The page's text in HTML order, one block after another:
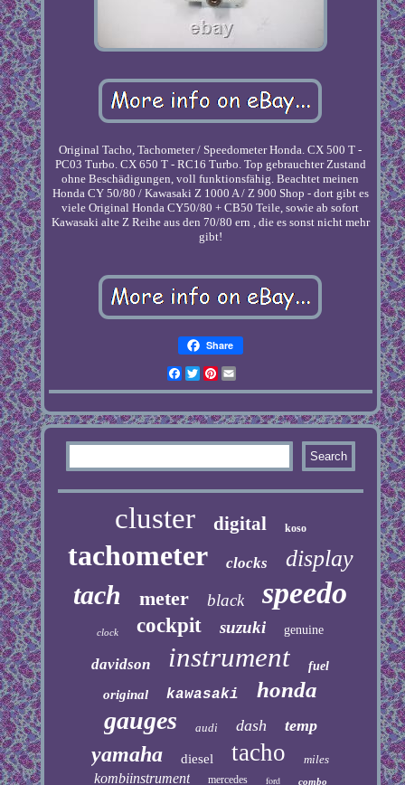
Original Tacho, Tachometer / Speedometer Honda. CX 500 T -
PC03 Turbo. CX 650 T - RC16 Turbo. Top gebrauchter Zustand
ohne Beschädigungen, voll funktionsfähig. Beachtet meinen
Honda CY 50/80 / Kawasaki Z 1000 A / Z 900 Shop - dort gibt es
viele Original Honda CY50/80 + CB50 Teile, sowie ab sofort
Kawasaki alte Z Reihe aus den 70/80 ern , die es sonst nicht mehr
gibt!
Share
Facebook
TwitterPinterest
cluster digital koso
tachometer clocks display
tach meter black speedo
clock cockpit suzuki genuine
davidson instrument fuel
original kawasaki honda
gauges audi dash temp
yamaha diesel tacho miles
kombiinstrument mercedes ford combo